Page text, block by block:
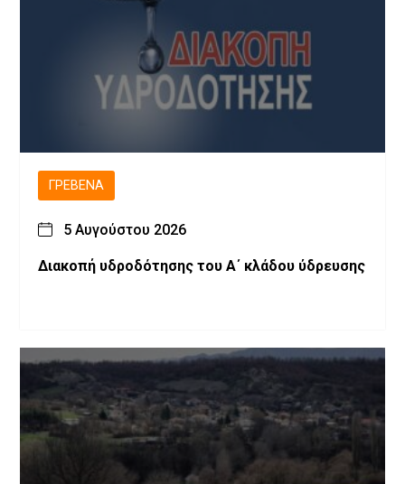
ΓΡΕΒΕΝΆ
5 Αυγούστου 2026
Διακοπή υδροδότησης του Α΄ κλάδου ύδρευσης